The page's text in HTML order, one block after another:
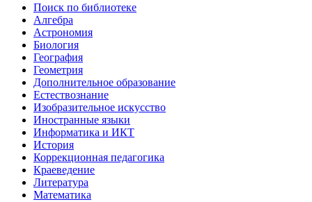
Поиск по библиотеке
Алгебра
Астрономия
Биология
География
Геометрия
Дополнительное образование
Естествознание
Изобразительное искусство
Иностранные языки
Информатика и ИКТ
История
Коррекционная педагогика
Краеведение
Литература
Математика